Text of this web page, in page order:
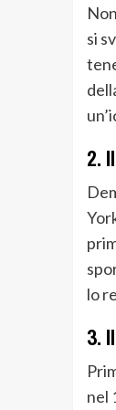
si
2.
lo
3.
nel